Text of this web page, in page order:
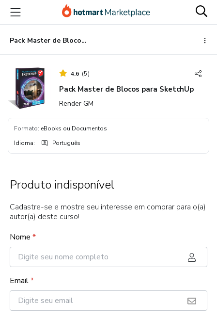
para
conteúdo
principal
para
pagamento
para
rodapé
Pack Master de Blocos para SketchUp
4.6 (5)
Pack Master de Blocos para SketchUp
Render GM
Formato: eBooks ou Documentos
Idioma: Português
Produto indisponível
Cadastre-se e mostre seu interesse em comprar para o(a)
autor(a) deste curso!
Nome *
Email*